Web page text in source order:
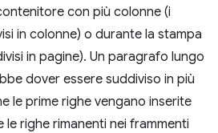
con più colonne (i
in colonne) o durante la stampa
in pagine). Un paragrafo lungo
dover essere suddiviso in più
le prime righe vengano inserite
le righe rimanenti nei frammenti